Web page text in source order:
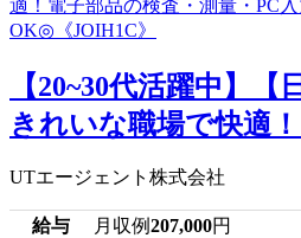
【20~30代活躍中】【
きれいな職場で快適
UTエージェント株式会社
給与 月収例207,000円